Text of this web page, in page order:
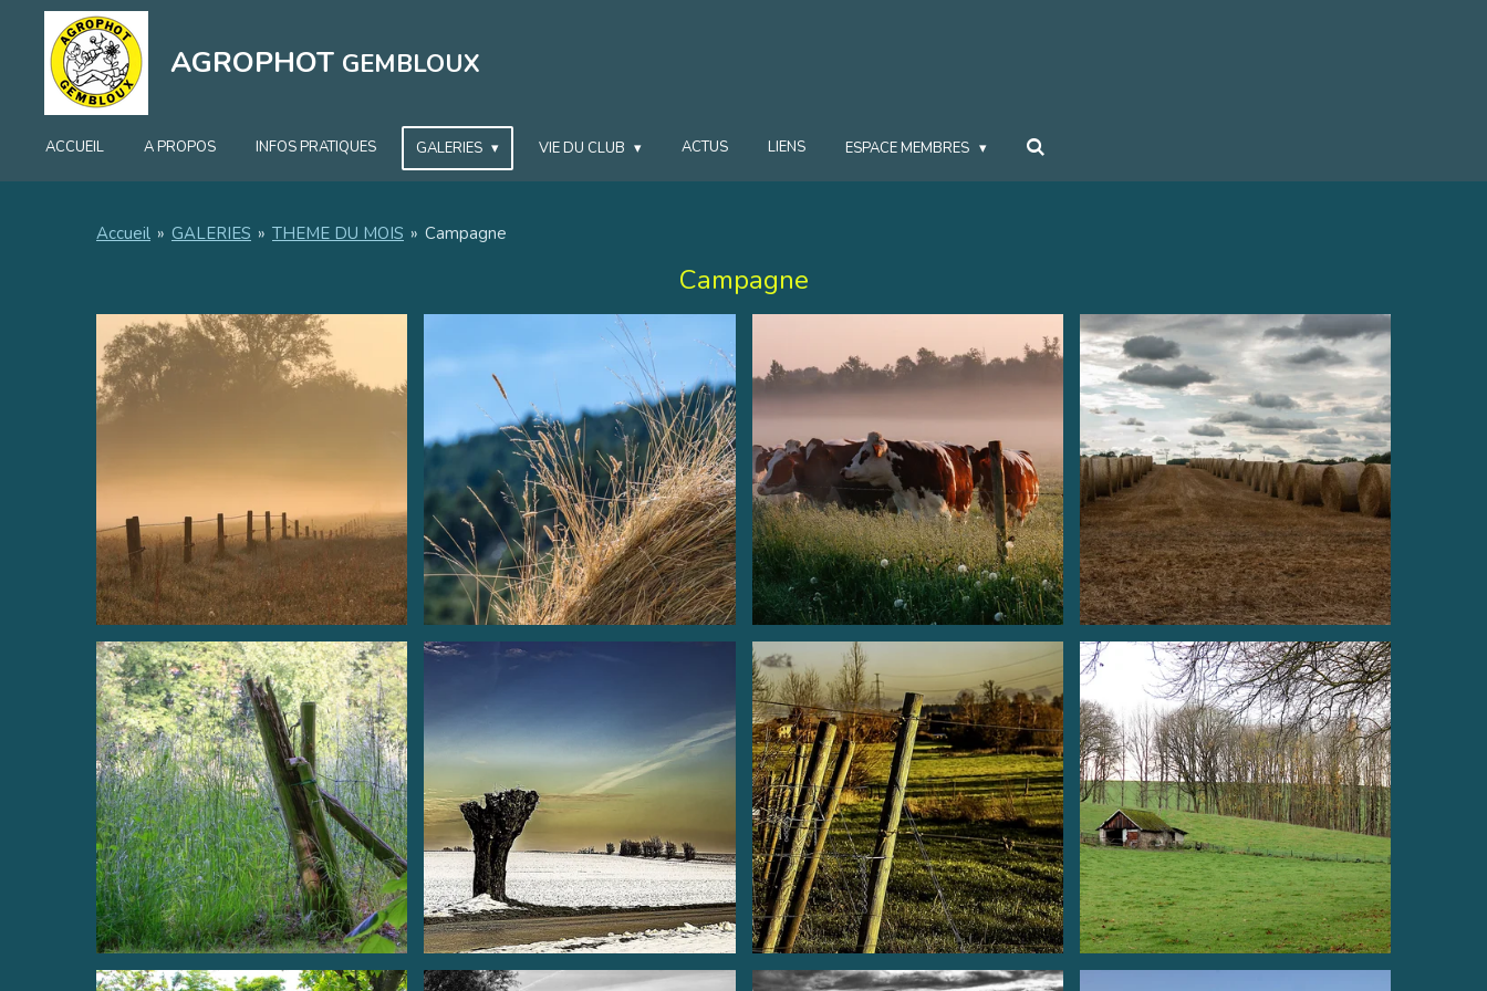
contenu
principal
AGROPHOT GEMBLOUX
ACCUEIL A PROPOS INFOS PRATIQUES GALERIES VIE DU CLUB ACTUS LIENS ESPACE MEMBRES
Accueil » GALERIES » THEME DU MOIS » Campagne
Campagne